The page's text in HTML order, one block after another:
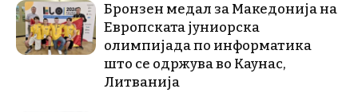
Бронзен медал за Македонија на
Европската јуниорска
олимпијада по информатика
што се одржува во Каунас,
Литванија